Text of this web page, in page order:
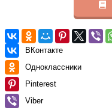
ВКонтакте
Одноклассники
Pinterest
Viber